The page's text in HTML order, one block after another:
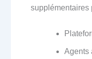
supplémentaires
Agents